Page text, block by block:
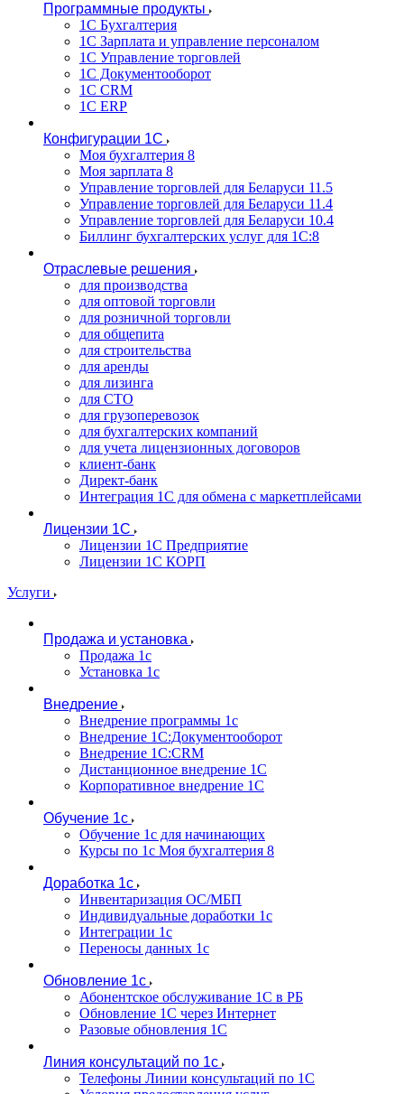
Программные продукты
1С Бухгалтерия
1С Зарплата и управление персоналом
1С Управление торговлей
1С Документооборот
1С CRM
1С ERP
Конфигурации 1С
Моя бухгалтерия 8
Моя зарплата 8
Управление торговлей для Беларуси 11.5
Управление торговлей для Беларуси 11.4
Управление торговлей для Беларуси 10.4
Биллинг бухгалтерских услуг для 1С:8
Отраслевые решения
для производства
для оптовой торговли
для розничной торговли
для общепита
для строительства
для аренды
для лизинга
для СТО
для грузоперевозок
для бухгалтерских компаний
для учета лицензионных договоров
клиент-банк
Директ-банк
Интеграция 1C для обмена с маркетплейсами
Лицензии 1С
Лицензии 1С Предприятие
Лицензии 1С КОРП
Услуги
Продажа и установка
Продажа 1с
Установка 1с
Внедрение
Внедрение программы 1с
Внедрение 1С:Документооборот
Внедрение 1С:CRM
Дистанционное внедрение 1С
Корпоративное внедрение 1С
Обучение 1с
Обучение 1с для начинающих
Курсы по 1с Моя бухгалтерия 8
Доработка 1с
Инвентаризация ОС/МБП
Индивидуальные доработки 1с
Интеграции 1с
Переносы данных 1с
Обновление 1с
Абонентское обслуживание 1С в РБ
Обновление 1С через Интернет
Разовые обновления 1С
Линия консультаций по 1с
Телефоны Линии консультаций по 1С